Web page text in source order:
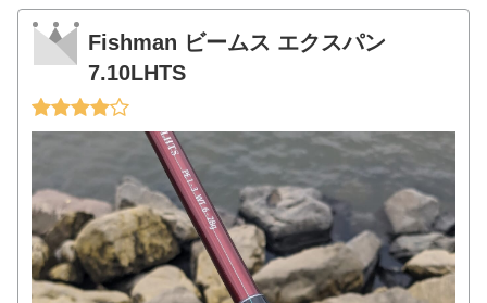
Fishman ビームス エクスパン
7.10LHTS